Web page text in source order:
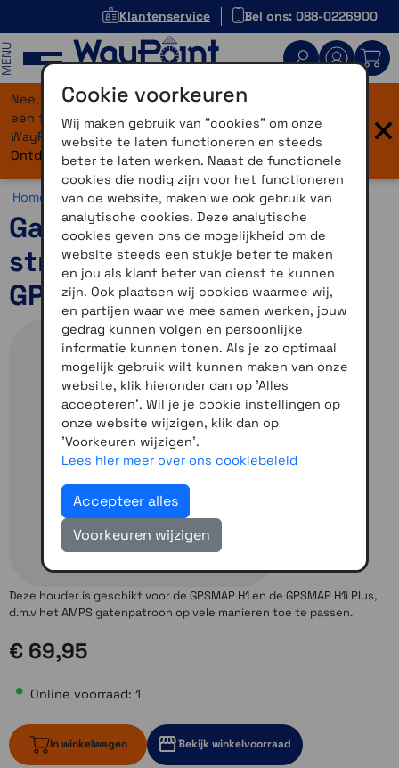
Klantenservice Bel ons: 088-0226900
Nee, je bent niet verdwaald! Onze website heeft
een flinke upgrade gekregen. Dezelfde vertrouwde
WayPoint-service, maar dan in een modern jasje.
Ontdek hier wat er allemaal nieuw is.
×
Home >Accessoires >Outdoor accessoires >Overig
Garmin steun met
stroomvoorziening
GPSMAP H1
Deze houder is geschikt voor de GPSMAP H1 en de GPSMAP H1i Plus,
d.m.v het AMPS gatenpatroon op vele manieren toe te passen.
€ 69,95
Online voorraad: 1
In winkelwagen Bekijk winkelvoorraad
Cookie voorkeuren
Wij maken gebruik van "cookies" om onze
website te laten functioneren en steeds
beter te laten werken. Naast de functionele
cookies die nodig zijn voor het functioneren
van de website, maken we ook gebruik van
analytische cookies. Deze analytische
cookies geven ons de mogelijkheid om de
website steeds een stukje beter te maken
en jou als klant beter van dienst te kunnen
zijn. Ook plaatsen wij cookies waarmee wij,
en partijen waar we mee samen werken, jouw
gedrag kunnen volgen en persoonlijke
informatie kunnen tonen. Als je zo optimaal
mogelijk gebruik wilt kunnen maken van onze
website, klik hieronder dan op 'Alles
accepteren'. Wil je je cookie instellingen op
onze website wijzigen, klik dan op
'Voorkeuren wijzigen'.
Lees hier meer over ons cookiebeleid
Accepteer alles
Voorkeuren wijzigen